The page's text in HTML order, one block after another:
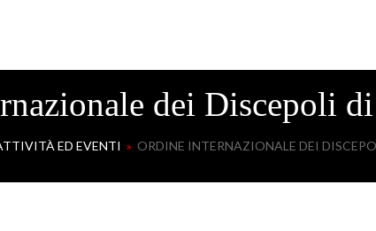
dei Discepoli
ED EVENTI » ORDINE INTERNAZIONALE DEI